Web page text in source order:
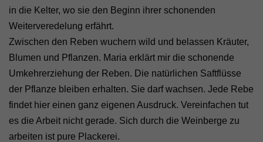
in die Kelter, wo sie den Beginn ihrer schonenden
Weiterveredelung erfährt.
Zwischen den Reben wuchern wild und belassen Kräuter,
Blumen und Pflanzen. Maria erklärt mir die schonende
Umkehrerziehung der Reben. Die natürlichen Saftflüsse
der Pflanze bleiben erhalten. Sie darf wachsen. Jede Rebe
findet hier einen ganz eigenen Ausdruck. Vereinfachen tut
es die Arbeit nicht gerade. Sich durch die Weinberge zu
arbeiten ist pure Plackerei.